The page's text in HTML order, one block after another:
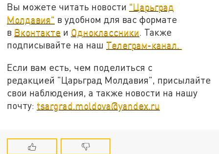
Вы можете читать новости "Царьград
Молдавия" в удобном для вас формате
в Вконтакте и Одноклассники. Также
подписывайте на наш Телеграм-канал.
Если вам есть, чем поделиться с
редакцией "Царьград Молдавия", присылайте
свои наблюдения, а также новости на нашу
почту: tsargrad.moldova@yandex.ru